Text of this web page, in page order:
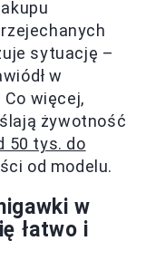
sytuację –
w
więcej,
żywotność
50 tys. do
od modelu.
w
łatwo i